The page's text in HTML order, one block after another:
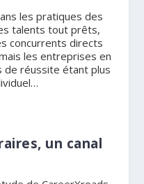
les pratiques des
talents tout prêts,
concurrents directs
les entreprises en
de réussite étant plus
un canal